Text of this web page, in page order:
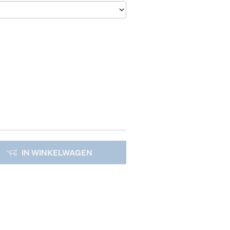
IN WINKELWAGEN